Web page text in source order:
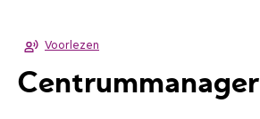
Voorlezen
Centrummanager